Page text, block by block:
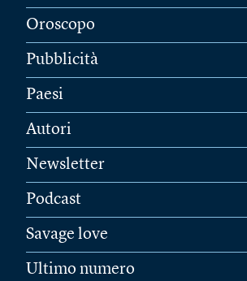
Oroscopo
Pubblicità
Paesi
Autori
Newsletter
Podcast
Savage love
Ultimo numero